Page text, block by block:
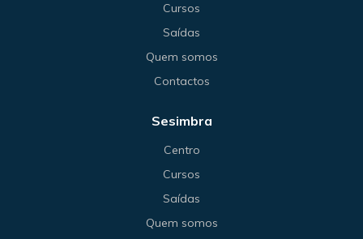
Cursos
Saídas
Quem somos
Contactos
Sesimbra
Centro
Cursos
Saídas
Quem somos